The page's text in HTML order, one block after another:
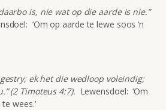
is, nie wat op die aarde is nie.”
‘Om op aarde te lewe soos ‘n
ek het die wedloop voleindig;
(2 Timoteus 4:7). Lewensdoel: ‘Om
wees.’